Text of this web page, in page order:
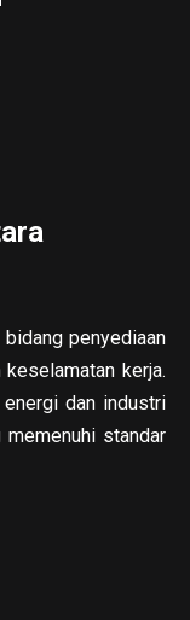
penyediaan
kerja.
dan industri
standar